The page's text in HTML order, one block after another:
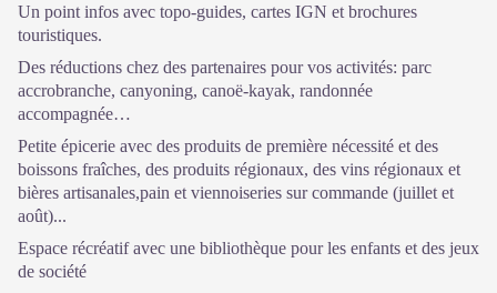
Un point infos avec topo-guides, cartes IGN et brochures
touristiques.
Des réductions chez des partenaires pour vos activités: parc
accrobranche, canyoning, canoë-kayak, randonnée
accompagnée…
Petite épicerie avec des produits de première nécessité et des
boissons fraîches, des produits régionaux, des vins régionaux et
bières artisanales,pain et viennoiseries sur commande (juillet et
août)...
Espace récréatif avec une bibliothèque pour les enfants et des jeux
de société